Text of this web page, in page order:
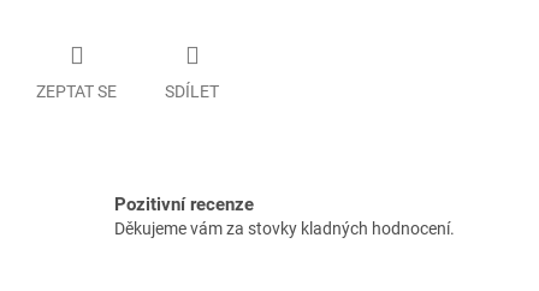
ZEPTAT SE SDÍLET
Pozitivní recenze
Děkujeme vám za stovky kladných hodnocení.